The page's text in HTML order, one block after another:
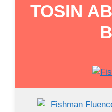
TOSIN